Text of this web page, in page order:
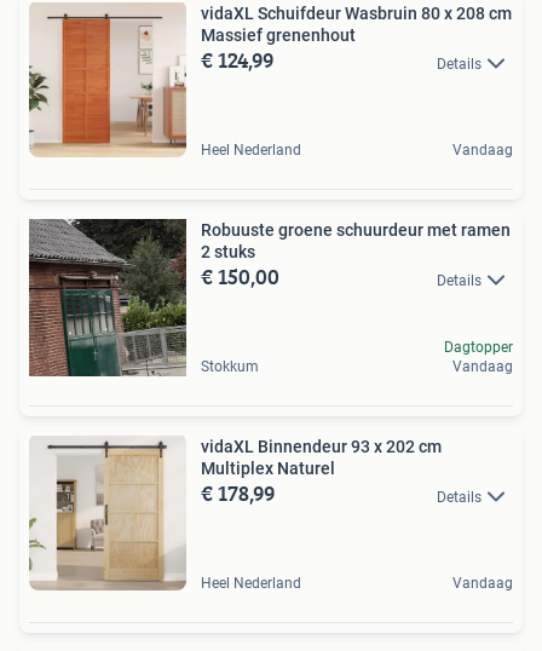
vidaXL Schuifdeur Wasbruin 80 x 208 cm
Massief grenenhout
€ 124,99 Details
Heel Nederland Vandaag
Robuuste groene schuurdeur met ramen
2 stuks
€ 150,00 Details
Stokkum
Dagtopper
Vandaag
vidaXL Binnendeur 93 x 202 cm
Multiplex Naturel
€ 178,99 Details
Heel Nederland Vandaag